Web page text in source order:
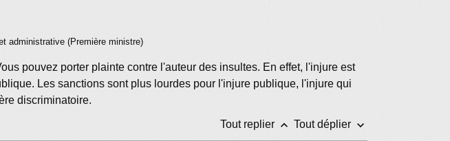
administrative (Première ministre)
pouvez porter plainte contre l'auteur des insultes. En effet, l'injure est
Les sanctions sont plus lourdes pour l'injure publique, l'injure qui
discriminatoire.
Tout replier keyboard_arrow_up Tout déplier keyboard_arrow_down